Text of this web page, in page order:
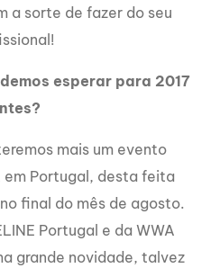
a sorte de fazer do seu
esperar para 2017
mais um evento
em Portugal, desta feita
final do mês de agosto.
Portugal e da WWA
grande novidade, talvez